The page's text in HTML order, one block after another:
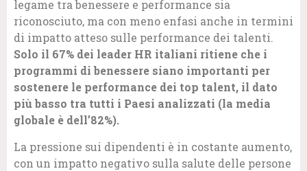
legame tra benessere e performance sia
riconosciuto, ma con meno enfasi anche in termini
di impatto atteso sulle performance dei talenti.
Solo il 67% dei leader HR italiani ritiene che i
programmi di benessere siano importanti per
sostenere le performance dei top talent, il dato
più basso tra tutti i Paesi analizzati (la media
globale è dell’82%).
La pressione sui dipendenti è in costante aumento,
con un impatto negativo sulla salute delle persone